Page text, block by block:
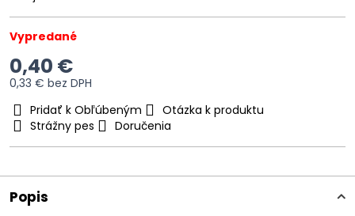
Vypredané
0,40 €
0,33 € bez DPH
Pridať k Obľúbeným
Otázka k produktu
Strážny pes
Doručenia
Popis